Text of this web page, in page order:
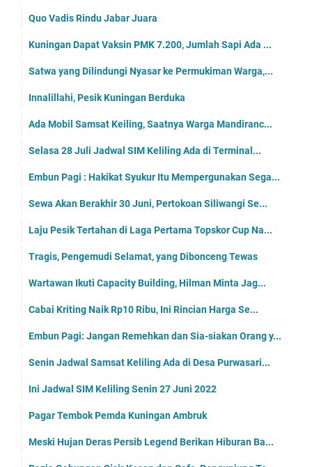
Quo Vadis Rindu Jabar Juara
Kuningan Dapat Vaksin PMK 7.200, Jumlah Sapi Ada ...
Satwa yang Dilindungi Nyasar ke Permukiman Warga,...
Innalillahi, Pesik Kuningan Berduka
Ada Mobil Samsat Keiling, Saatnya Warga Mandiranc...
Selasa 28 Juli Jadwal SIM Keliling Ada di Terminal...
Embun Pagi : Hakikat Syukur Itu Mempergunakan Sega...
Sewa Akan Berakhir 30 Juni, Pertokoan Siliwangi Se...
Laju Pesik Tertahan di Laga Pertama Topskor Cup Na...
Tragis, Pengemudi Selamat, yang Dibonceng Tewas
Wartawan Ikuti Capacity Building, Hilman Minta Jag...
Cabai Kriting Naik Rp10 Ribu, Ini Rincian Harga Se...
Embun Pagi: Jangan Remehkan dan Sia-siakan Orang y...
Senin Jadwal Samsat Keliling Ada di Desa Purwasari...
Ini Jadwal SIM Keliling Senin 27 Juni 2022
Pagar Tembok Pemda Kuningan Ambruk
Meski Hujan Deras Persib Legend Berikan Hiburan Ba...